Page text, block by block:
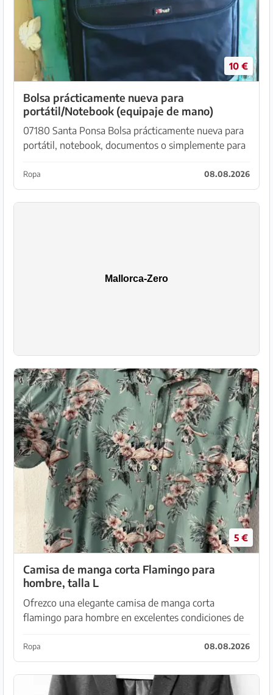
10 €
Bolsa prácticamente nueva para
portátil/Notebook (equipaje de mano)
07180 Santa Ponsa Bolsa prácticamente nueva para
portátil, notebook, documentos o simplemente para
Ropa 08.08.2026
5 €
Camisa de manga corta Flamingo para
hombre, talla L
Ofrezco una elegante camisa de manga corta
flamingo para hombre en excelentes condiciones de
agradables con un toque de diversión y elegancia.
Detalles:...
Ropa 08.08.2026